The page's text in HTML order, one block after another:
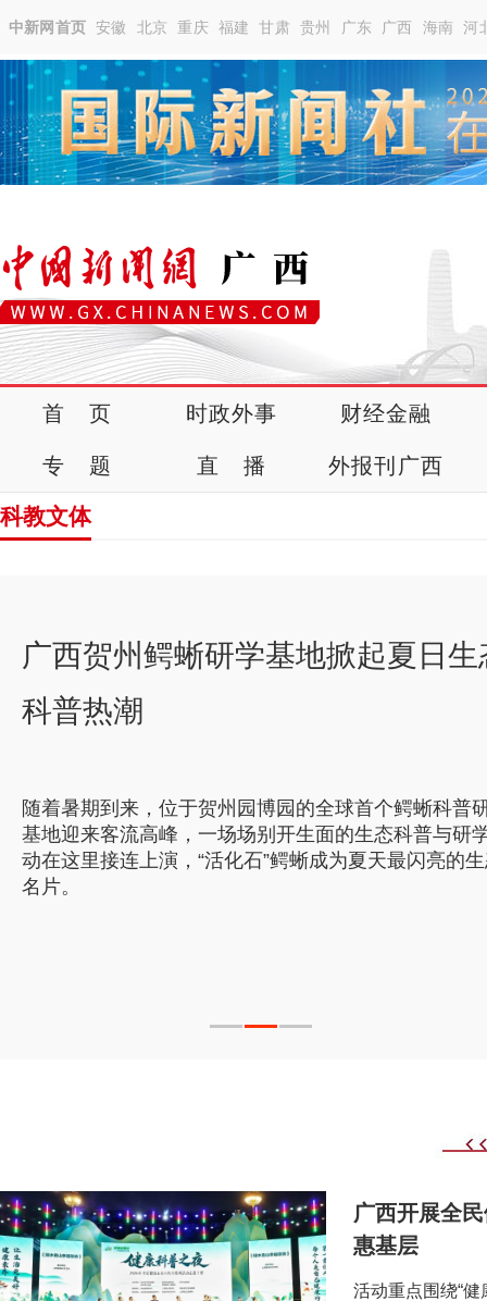
中新网首页 安徽 北京 重庆 福建 甘肃 贵州 广东 广西 海南 河
首 页 时政外事 财经金融
专 题 直 播 外报刊广西
科教文体
京剧《江山》广西南宁首演 皮黄
腔再现烽火岁月
8月1日，广西艺术基金2026年度大中型舞台剧和作品
作资助项目——京剧《江山》（复排提升）在广西南
演。
广西开展全
惠基层
活动重点围绕“